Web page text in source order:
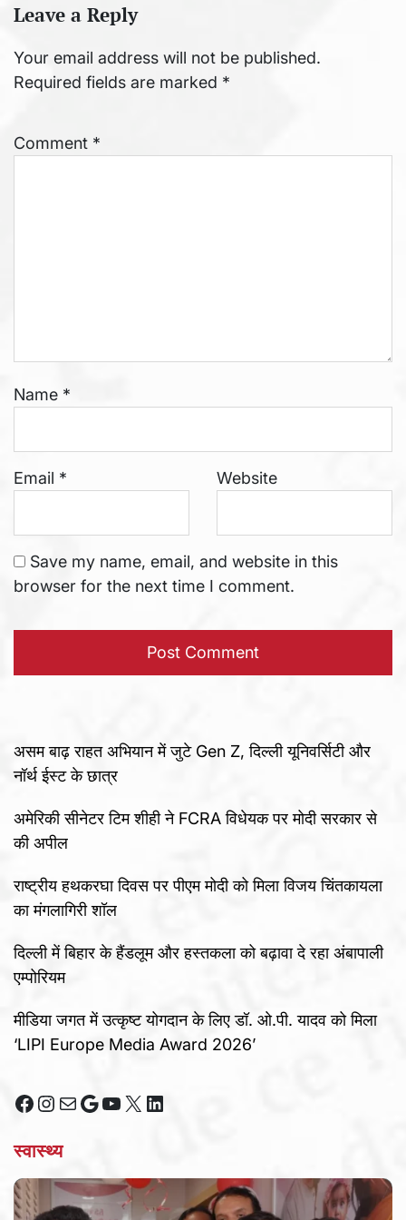
Leave a Reply
Your email address will not be published.
Required fields are marked *
Comment *
Name *
Email * Website
Save my name, email, and website in this
browser for the next time I comment.
असम बाढ़ राहत अभियान में जुटे Gen Z, दिल्ली यूनिवर्सिटी और
नॉर्थ ईस्ट के छात्र
अमेरिकी सीनेटर टिम शीही ने FCRA विधेयक पर मोदी सरकार से
की अपील
राष्ट्रीय हथकरघा दिवस पर पीएम मोदी को मिला विजय चिंतकायला
का मंगलागिरी शॉल
दिल्ली में बिहार के हैंडलूम और हस्तकला को बढ़ावा दे रहा अंबापाली
एम्पोरियम
मीडिया जगत में उत्कृष्ट योगदान के लिए डॉ. ओ.पी. यादव को मिला
‘LIPI Europe Media Award 2026’
Facebook
Instagram
MailGoogle
YouTube
X LinkedIn
स्वास्थ्य